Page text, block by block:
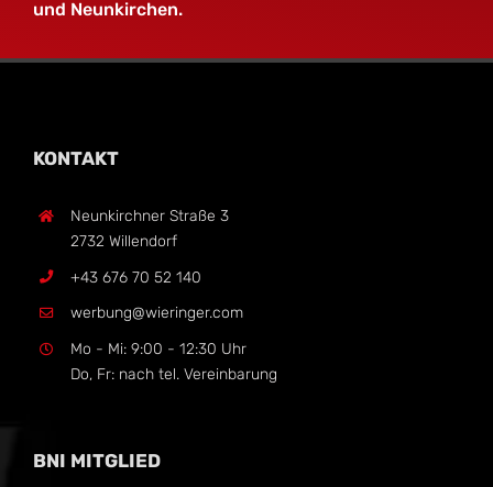
und Neunkirchen.
KONTAKT
Neunkirchner Straße 3
2732 Willendorf
+43 676 70 52 140
werbung@wieringer.com
Mo - Mi: 9:00 - 12:30 Uhr
Do, Fr: nach tel. Vereinbarung
BNI MITGLIED